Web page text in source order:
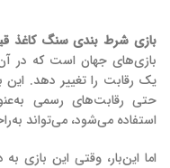
بازی شرط بندی سنگ کاغذ
بازی‌های جهان است که در
یک رقابت را تغییر دهد.
حتی رقابت‌های رسمی
استفاده می‌شود، می‌تواند
اما این‌بار، وقتی این بازی